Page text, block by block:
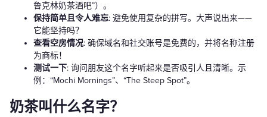
鲁克林奶茶酒吧”）。
保持简单且令人难忘: 避免使用复杂的拼写。大声说出来——
它能坚持吗？
查看空房情况: 确保域名和社交账号是免费的，并将名称注册
为商标！
测试一下: 询问朋友这个名字听起来是否吸引人且清晰。示
例：“Mochi Mornings”、“The Steep Spot”。
奶茶叫什么名字？